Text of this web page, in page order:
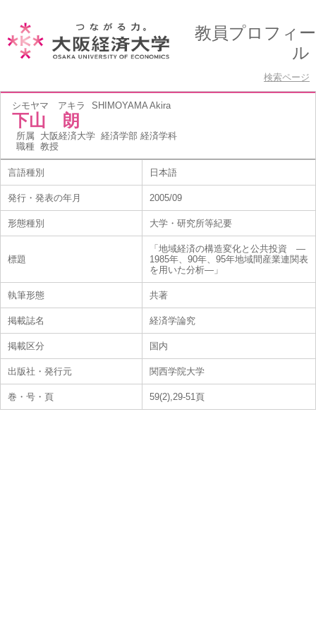
教員プロフィー
ル
検索ページ
シモヤマ アキラ SHIMOYAMA Akira
下山 朗
所属 大阪経済大学 経済学部 経済学科
職種 教授
言語種別 日本語
発行・発表の年月 2005/09
形態種別 大学・研究所等紀要
標題
「地域経済の構造変化と公共投資 ―
1985年、90年、95年地域間産業連関表
を用いた分析―」
執筆形態 共著
掲載誌名 経済学論究
掲載区分 国内
出版社・発行元 関西学院大学
巻・号・頁 59(2),29-51頁